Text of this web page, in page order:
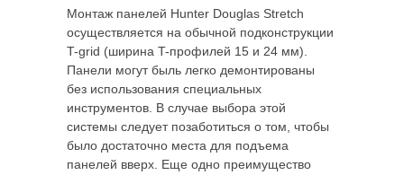
Монтаж панелей Hunter Douglas Stretch
осуществляется на обычной подконструкции
T-grid (ширина T-профилей 15 и 24 мм).
Панели могут быль легко демонтированы
без использования специальных
инструментов. В случае выбора этой
системы следует позаботиться о том, чтобы
было достаточно места для подъема
панелей вверх. Еще одно преимущество